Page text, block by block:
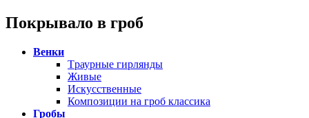
Покрывало в гроб
Венки
Tраурные гирлянды
Живые
Искусственные
Композиции на гроб классика
Гробы